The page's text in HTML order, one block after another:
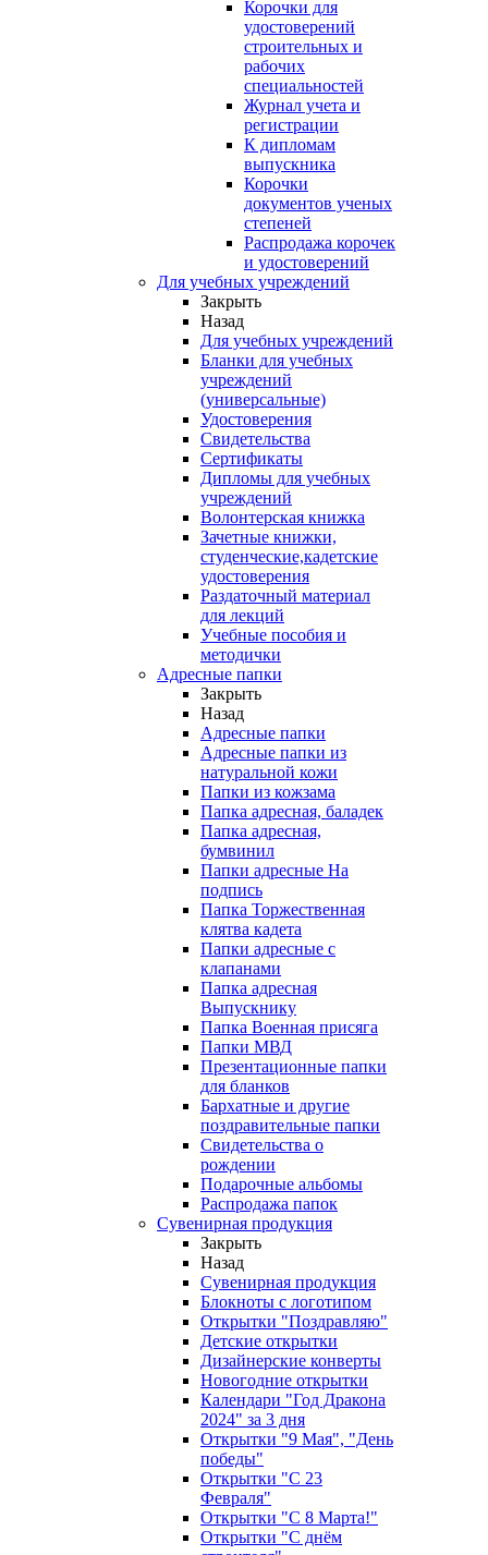
Корочки для
удостоверений
строительных и
рабочих
специальностей
Журнал учета и
регистрации
К дипломам
выпускника
Корочки
документов ученых
степеней
Распродажа корочек
и удостоверений
Для учебных учреждений
Закрыть
Назад
Для учебных учреждений
Бланки для учебных
учреждений
(универсальные)
Удостоверения
Свидетельства
Сертификаты
Дипломы для учебных
учреждений
Волонтерская книжка
Зачетные книжки,
студенческие,кадетские
удостоверения
Раздаточный материал
для лекций
Учебные пособия и
методички
Адресные папки
Закрыть
Назад
Адресные папки
Адресные папки из
натуральной кожи
Папки из кожзама
Папка адресная, баладек
Папка адресная,
бумвинил
Папки адресные На
подпись
Папка Торжественная
клятва кадета
Папки адресные с
клапанами
Папка адресная
Выпускнику
Папка Военная присяга
Папки МВД
Презентационные папки
для бланков
Бархатные и другие
поздравительные папки
Свидетельства о
рождении
Подарочные альбомы
Распродажа папок
Сувенирная продукция
Закрыть
Назад
Сувенирная продукция
Блокноты с логотипом
Открытки "Поздравляю"
Детские открытки
Дизайнерские конверты
Новогодние открытки
Календари "Год Дракона
2024" за 3 дня
Открытки "9 Мая", "День
победы"
Открытки "С 23
Февраля"
Открытки "С 8 Марта!"
Открытки "С днём